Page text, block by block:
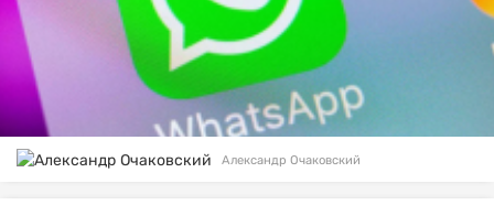
Александр Очаковский